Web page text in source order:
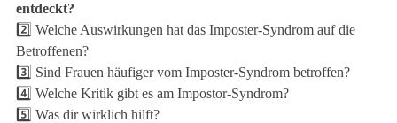
entdeckt?
2️⃣ Welche Auswirkungen hat das Imposter-Syndrom auf die
Betroffenen?
3️⃣ Sind Frauen häufiger vom Imposter-Syndrom betroffen?
4️⃣ Welche Kritik gibt es am Impostor-Syndrom?
5️⃣ Was dir wirklich hilft?